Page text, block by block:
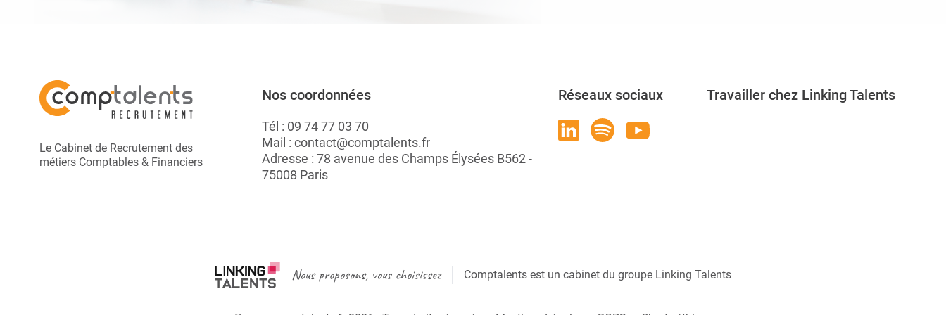
Le Cabinet de Recrutement des
métiers Comptables & Financiers
Nos coordonnées
Tél : 09 74 77 03 70
Mail : contact@comptalents.fr
Adresse : 78 avenue des Champs Élysées B562 -
75008 Paris
Réseaux sociaux Travailler chez Linking Talents
Nous proposons, vous choisissez Comptalents est un cabinet du groupe Linking Talents